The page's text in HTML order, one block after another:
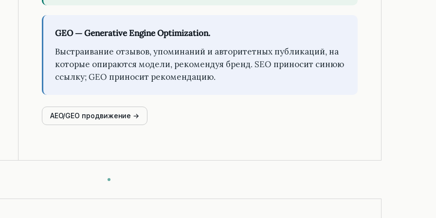
GEO — Generative Engine Optimization.
Выстраивание отзывов, упоминаний и авторитетных публикаций, на
которые опираются модели, рекомендуя бренд. SEO приносит синюю
ссылку; GEO приносит рекомендацию.
AEO/GEO продвижение →